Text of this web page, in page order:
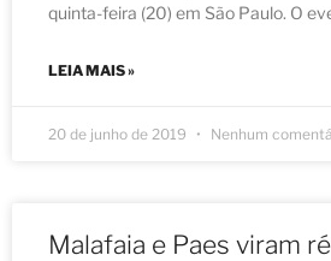
quinta-feira (20) em São Paulo. O
LEIA MAIS »
20 de junho de 2019 Nenhum
Malafaia e Paes viram